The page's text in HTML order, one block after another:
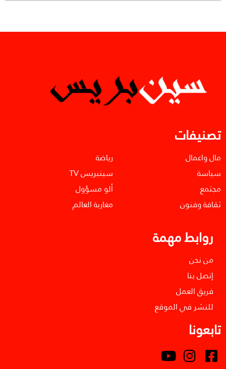
تصنيفات
مال واعمال
سياسة
مجتمع
ثقافة وفنون
رياضة
سينبريس TV
ألو مسؤول
مغاربة العالم
روابط مهمة
من نحن
إتصل بنا
فريق العمل
للنشر في الموقع
تابعونا